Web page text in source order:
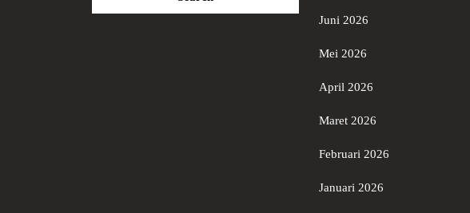
Juni 2026
Mei 2026
April 2026
Maret 2026
Februari 2026
Januari 2026